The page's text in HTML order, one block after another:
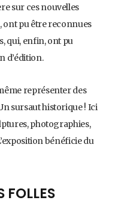
sur ces nouvelles
ont pu être reconnues
qui, enfin, ont pu
d’édition.
représenter des
sursaut historique ! Ici
photographies,
bénéficie du
FOLLES